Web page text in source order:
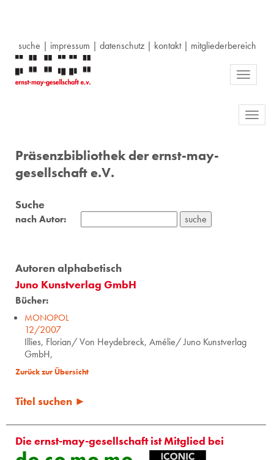
suche | impressum | datenschutz| kontakt| mitgliederbereich
Toggle
Präsenzbibliothek der ernst-may-
gesellschaft e.V.
Suche
nach Autor:
Autoren alphabetisch
Juno Kunstverlag GmbH
Bücher:
MONOPOL
12/2007
Illies, Florian/ Von Heydebreck, Amélie/ Juno Kunstverlag
GmbH,
Zurück zur Übersicht
Titel suchen ►
Die ernst-may-gesellschaft ist Mitglied bei